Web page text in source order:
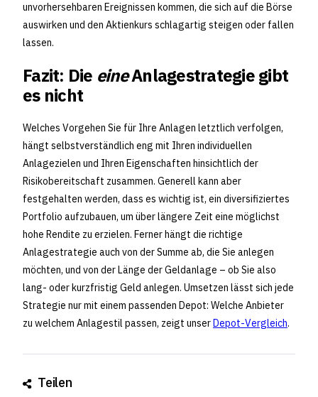
unvorhersehbaren Ereignissen kommen, die sich auf die Börse
auswirken und den Aktienkurs schlagartig steigen oder fallen
lassen.
Fazit: Die eineAnlagestrategie gibt
es nicht
Welches Vorgehen Sie für Ihre Anlagen letztlich verfolgen,
hängt selbstverständlich eng mit Ihren individuellen
Anlagezielen und Ihren Eigenschaften hinsichtlich der
Risikobereitschaft zusammen. Generell kann aber
festgehalten werden, dass es wichtig ist, ein diversifiziertes
Portfolio aufzubauen, um über längere Zeit eine möglichst
hohe Rendite zu erzielen. Ferner hängt die richtige
Anlagestrategie auch von der Summe ab, die Sie anlegen
möchten, und von der Länge der Geldanlage – ob Sie also
lang- oder kurzfristig Geld anlegen. Umsetzen lässt sich jede
Strategie nur mit einem passenden Depot: Welche Anbieter
zu welchem Anlagestil passen, zeigt unserDepot-Vergleich.
Teilen